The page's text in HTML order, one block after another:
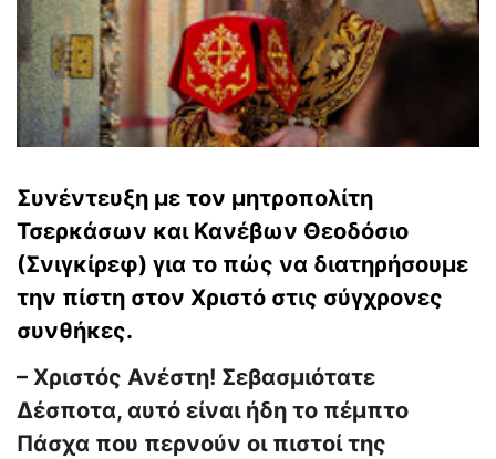
Συνέντευξη με τον μητροπολίτη
Τσερκάσων και Κανέβων Θεοδόσιο
(Σνιγκίρεφ) για το πώς να διατηρήσουμε
την πίστη στον Χριστό στις σύγχρονες
συνθήκες.
– Χριστός Ανέστη! Σεβασμιότατε
Δέσποτα, αυτό είναι ήδη το πέμπτο
Πάσχα που περνούν οι πιστοί της